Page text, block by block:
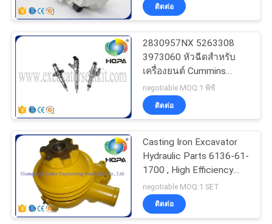
PRIVACY
POLICY
ติดต่อ
2830957NX 5263308
3973060 หัวฉีดสำหรับ
เครื่องยนต์ Cummins
ISF2.8 ISF3.8
negotiable MOQ:1 พีซี
ติดต่อ
Casting Iron Excavator
Hydraulic Parts 6136-61-
1700 , High Efficiency
Water Pump
negotiable MOQ:1 SET
ติดต่อ